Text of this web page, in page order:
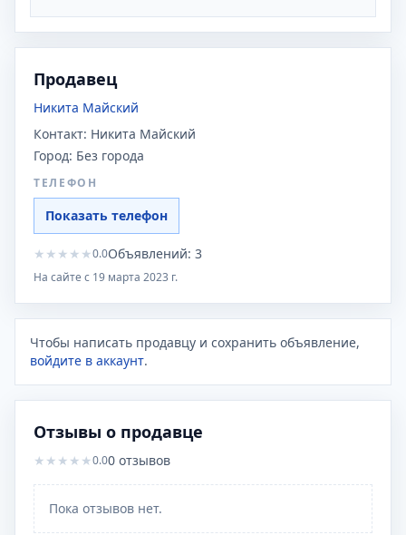
Продавец
Никита Майский
Контакт: Никита Майский
Город: Без города
ТЕЛЕФОН
Показать телефон
★ ★ ★ ★ ★0.0Объявлений: 3
На сайте с 19 марта 2023 г.
Чтобы написать продавцу и сохранить объявление,
войдите в аккаунт.
Отзывы о продавце
★ ★ ★ ★ ★0.00 отзывов
Пока отзывов нет.